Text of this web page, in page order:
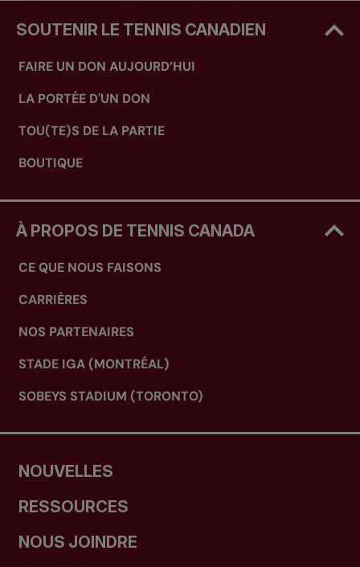
SOUTENIR LE TENNIS CANADIEN
FAIRE UN DON AUJOURD’HUI
LA PORTÉE D'UN DON
TOU(TE)S DE LA PARTIE
BOUTIQUE
À PROPOS DE TENNIS CANADA
CE QUE NOUS FAISONS
CARRIÈRES
NOS PARTENAIRES
STADE IGA (MONTRÉAL)
SOBEYS STADIUM (TORONTO)
NOUVELLES
RESSOURCES
NOUS JOINDRE